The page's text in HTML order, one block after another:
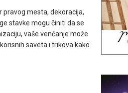
pravog mesta, dekoracija,
stavke mogu činiti da se
vaše venčanje može
saveta i trikova kako